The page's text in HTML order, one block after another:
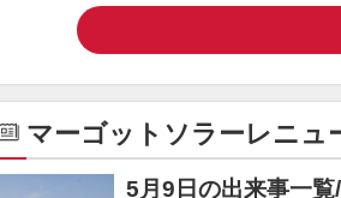
マーゴットソラーレニュ
5月9日の出来事一